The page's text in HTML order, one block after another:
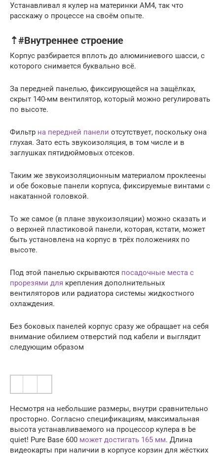
Устанавливал я кулер на материнки AM4, так что
расскажу о процессе на своём опыте.
⇡#Внутреннее строение
Корпус разбирается вплоть до алюминиевого шасси, с
которого снимается буквально всё.
За передней панелью, фиксирующейся на защёлках,
скрыт 140-мм вентилятор, который можно регулировать
по высоте.
Фильтр на передней панели отсутствует, поскольку она
глухая. Зато есть звукоизоляция, в том числе и в
заглушках пятидюймовых отсеков.
Таким же звукоизоляционным материалом проклеены
и обе боковые панели корпуса, фиксируемые винтами с
накатанной головкой.
То же самое (в плане звукоизоляции) можно сказать и
о верхней пластиковой панели, которая, кстати, может
быть установлена на корпус в трёх положениях по
высоте.
Под этой панелью скрываются посадочные места с
прорезями для крепления дополнительных
вентиляторов или радиатора системы жидкостного
охлаждения.
Без боковых панелей корпус сразу же обращает на себя
внимание обилием отверстий под кабели и выглядит
следующим образом
Несмотря на небольшие размеры, внутри сравнительно
просторно. Согласно спецификациям, максимальная
высота устанавливаемого на процессор кулера в be
quiet! Pure Base 600 может достигать 165 мм. Длина
видеокарты при наличии в корпусе корзин для жёстких